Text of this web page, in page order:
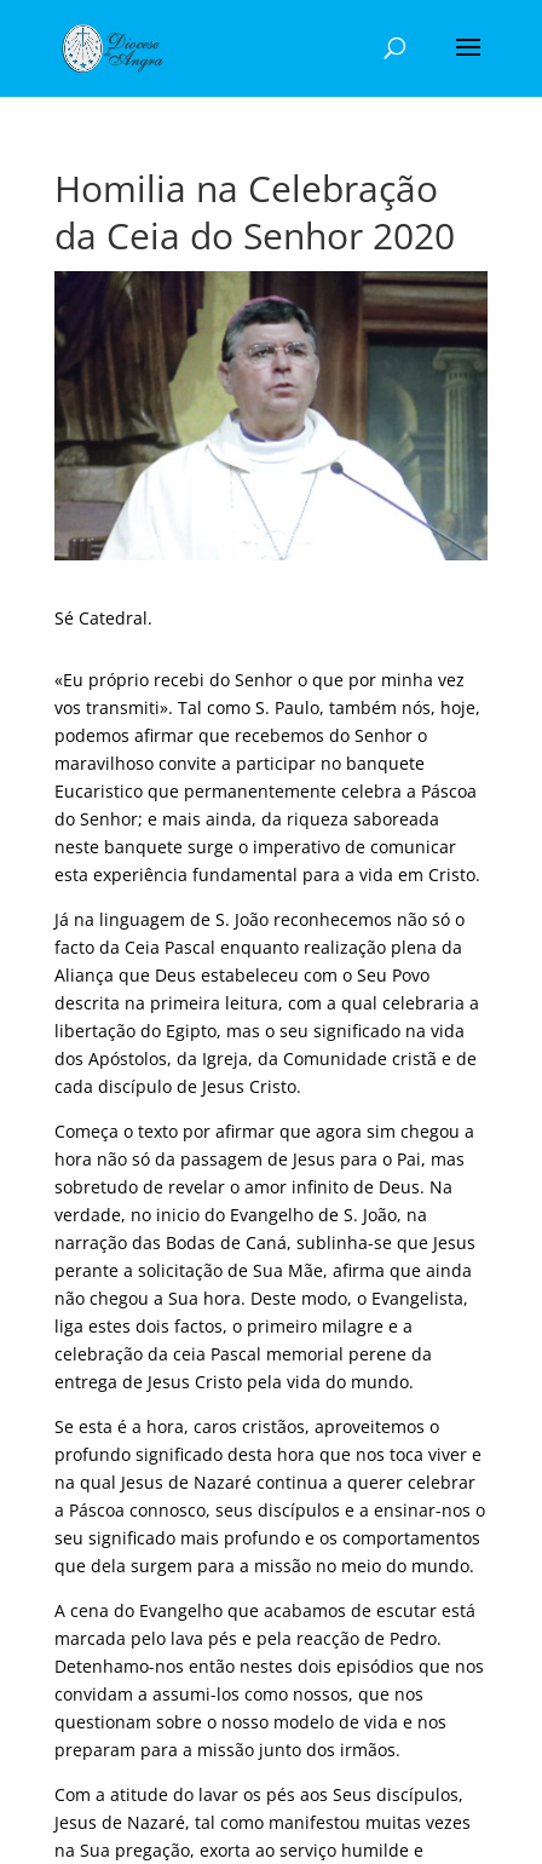
Homilia na Celebração
da Ceia do Senhor 2020
Sé Catedral.
«Eu próprio recebi do Senhor o que por minha vez
vos transmiti». Tal como S. Paulo, também nós, hoje,
podemos afirmar que recebemos do Senhor o
maravilhoso convite a participar no banquete
Eucaristico que permanentemente celebra a Páscoa
do Senhor; e mais ainda, da riqueza saboreada
neste banquete surge o imperativo de comunicar
esta experiência fundamental para a vida em Cristo.
Já na linguagem de S. João reconhecemos não só o
facto da Ceia Pascal enquanto realização plena da
Aliança que Deus estabeleceu com o Seu Povo
descrita na primeira leitura, com a qual celebraria a
libertação do Egipto, mas o seu significado na vida
dos Apóstolos, da Igreja, da Comunidade cristã e de
cada discípulo de Jesus Cristo.
Começa o texto por afirmar que agora sim chegou a
hora não só da passagem de Jesus para o Pai, mas
sobretudo de revelar o amor infinito de Deus. Na
verdade, no inicio do Evangelho de S. João, na
narração das Bodas de Caná, sublinha-se que Jesus
perante a solicitação de Sua Mãe, afirma que ainda
não chegou a Sua hora. Deste modo, o Evangelista,
liga estes dois factos, o primeiro milagre e a
celebração da ceia Pascal memorial perene da
entrega de Jesus Cristo pela vida do mundo.
Se esta é a hora, caros cristãos, aproveitemos o
profundo significado desta hora que nos toca viver e
na qual Jesus de Nazaré continua a querer celebrar
a Páscoa connosco, seus discípulos e a ensinar-nos o
seu significado mais profundo e os comportamentos
que dela surgem para a missão no meio do mundo.
A cena do Evangelho que acabamos de escutar está
marcada pelo lava pés e pela reacção de Pedro.
Detenhamo-nos então nestes dois episódios que nos
convidam a assumi-los como nossos, que nos
questionam sobre o nosso modelo de vida e nos
preparam para a missão junto dos irmãos.
Com a atitude do lavar os pés aos Seus discípulos,
Jesus de Nazaré, tal como manifestou muitas vezes
na Sua pregação, exorta ao serviço humilde e